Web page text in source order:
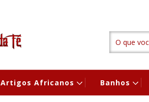
Artigos Africanos Banhos